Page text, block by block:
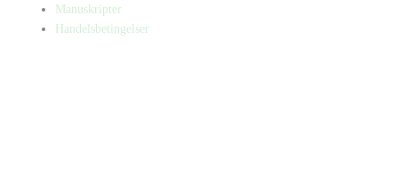
Manuskripter
Handelsbetingelser